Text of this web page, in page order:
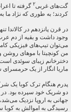
گت‌های غربی۲ گرفته تا
کردند؛ به طوری که نژاد
در قرن پانزدهم در کالاندا
وجود داشت و بقیه از دم
می‌توان تیپ‌های فیزیکی
من کونچیتا با موهای
دخترخانم زیبای سوئدی
ماریا انگار از یک
پدرم هنگام ترک کوبا یک
جهانی به اروپا نزدیک
رسیدگی به اموالش به